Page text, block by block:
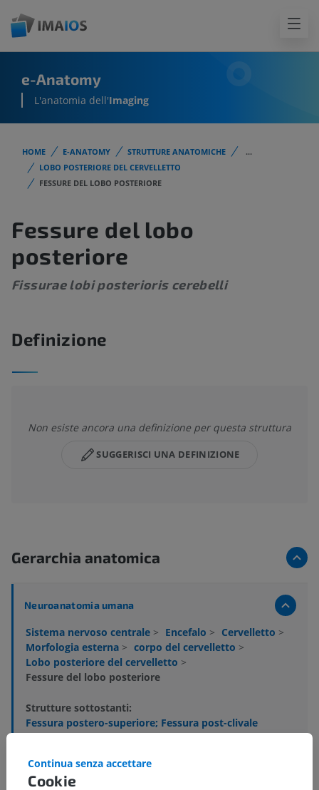
e-Anatomy
L'anatomia dell'Imaging
HOME E-ANATOMY STRUTTURE ANATOMICHE
...
LOBO POSTERIORE DEL CERVELLETTO
FESSURE DEL LOBO POSTERIORE
Fessure del lobo
posteriore
Fissurae lobi posterioris cerebelli
Definizione
Non esiste ancora una definizione per questa struttura
SUGGERISCI UNA DEFINIZIONE
Gerarchia anatomica
Neuroanatomia umana
Sistema nervoso centrale > Encefalo > Cervelletto >
Morfologia esterna > corpo del cervelletto >
Lobo posteriore del cervelletto >
Fessure del lobo posteriore
Strutture sottostanti:
Fessura postero-superiore; Fessura post-clivale
Fessura luno-gracile; Fessura anso-paramediana
Fessura prebiventrale; Fessura prepiramidale
Cookie
Continua senza accettare